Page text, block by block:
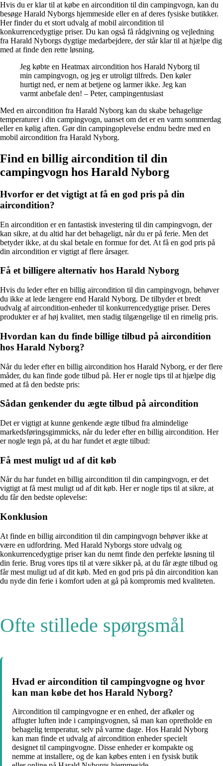
Hvis du er klar til at købe en aircondition til din campingvogn, kan du
besøge Harald Nyborgs hjemmeside eller en af deres fysiske butikker.
Her finder du et stort udvalg af mobil aircondition til
konkurrencedygtige priser. Du kan også få rådgivning og vejledning
fra Harald Nyborgs dygtige medarbejdere, der står klar til at hjælpe dig
med at finde den rette løsning.
Jeg købte en Heatmax aircondition hos Harald Nyborg til
min campingvogn, og jeg er utroligt tilfreds. Den køler
hurtigt ned, er nem at betjene og larmer ikke. Jeg kan
varmt anbefale den! – Peter, campingentusiast
Med en aircondition fra Harald Nyborg kan du skabe behagelige
temperaturer i din campingvogn, uanset om det er en varm sommerdag
eller en kølig aften. Gør din campingoplevelse endnu bedre med en
mobil aircondition fra Harald Nyborg.
Find en billig aircondition til din
campingvogn hos Harald Nyborg
Hvorfor er det vigtigt at få en god pris på din
aircondition?
En aircondition er en fantastisk investering til din campingvogn, der
kan sikre, at du altid har det behageligt, når du er på ferie. Men det
betyder ikke, at du skal betale en formue for det. At få en god pris på
din aircondition er vigtigt af flere årsager.
Få et billigere alternativ hos Harald Nyborg
Hvis du leder efter en billig aircondition til din campingvogn, behøver
du ikke at lede længere end Harald Nyborg. De tilbyder et bredt
udvalg af aircondition-enheder til konkurrencedygtige priser. Deres
produkter er af høj kvalitet, men stadig tilgængelige til en rimelig pris.
Hvordan kan du finde billige tilbud på aircondition
hos Harald Nyborg?
Når du leder efter en billig aircondition hos Harald Nyborg, er der flere
måder, du kan finde gode tilbud på. Her er nogle tips til at hjælpe dig
med at få den bedste pris:
Sådan genkender du ægte tilbud på aircondition
Det er vigtigt at kunne genkende ægte tilbud fra almindelige
markedsføringsgimmicks, når du leder efter en billig aircondition. Her
er nogle tegn på, at du har fundet et ægte tilbud:
Få mest muligt ud af dit køb
Når du har fundet en billig aircondition til din campingvogn, er det
vigtigt at få mest muligt ud af dit køb. Her er nogle tips til at sikre, at
du får den bedste oplevelse:
Konklusion
At finde en billig aircondition til din campingvogn behøver ikke at
være en udfordring. Med Harald Nyborgs store udvalg og
konkurrencedygtige priser kan du nemt finde den perfekte løsning til
din ferie. Brug vores tips til at være sikker på, at du får ægte tilbud og
får mest muligt ud af dit køb. Med en god pris på din aircondition kan
du nyde din ferie i komfort uden at gå på kompromis med kvaliteten.
Ofte stillede spørgsmål
Hvad er aircondition til campingvogne og hvor
kan man købe det hos Harald Nyborg?
Aircondition til campingvogne er en enhed, der afkøler og
affugter luften inde i campingvognen, så man kan opretholde en
behagelig temperatur, selv på varme dage. Hos Harald Nyborg
kan man finde et udvalg af aircondition enheder specielt
designet til campingvogne. Disse enheder er kompakte og
nemme at installere, og de kan købes enten i en fysisk butik